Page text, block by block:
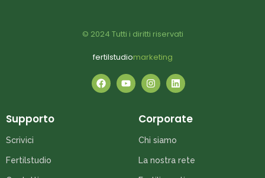
© 2024 Tutti i diritti riservati
fertilstudiomarketing
Supporto
Scrivici
Fertilstudio
Corporate
Chi siamo
La nostra rete